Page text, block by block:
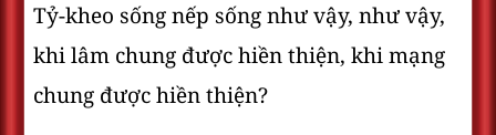
Tỷ-kheo sống nếp sống như vậy, như vậy,
khi lâm chung được hiền thiện, khi mạng
chung được hiền thiện?